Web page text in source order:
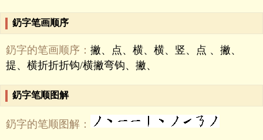
釢字笔画顺序
釢字的笔画顺序： 撇、点、横、横、竖、点 、撇、
提、横折折折钩/横撇弯钩、撇、
釢字笔顺图解
釢字的笔顺图解：